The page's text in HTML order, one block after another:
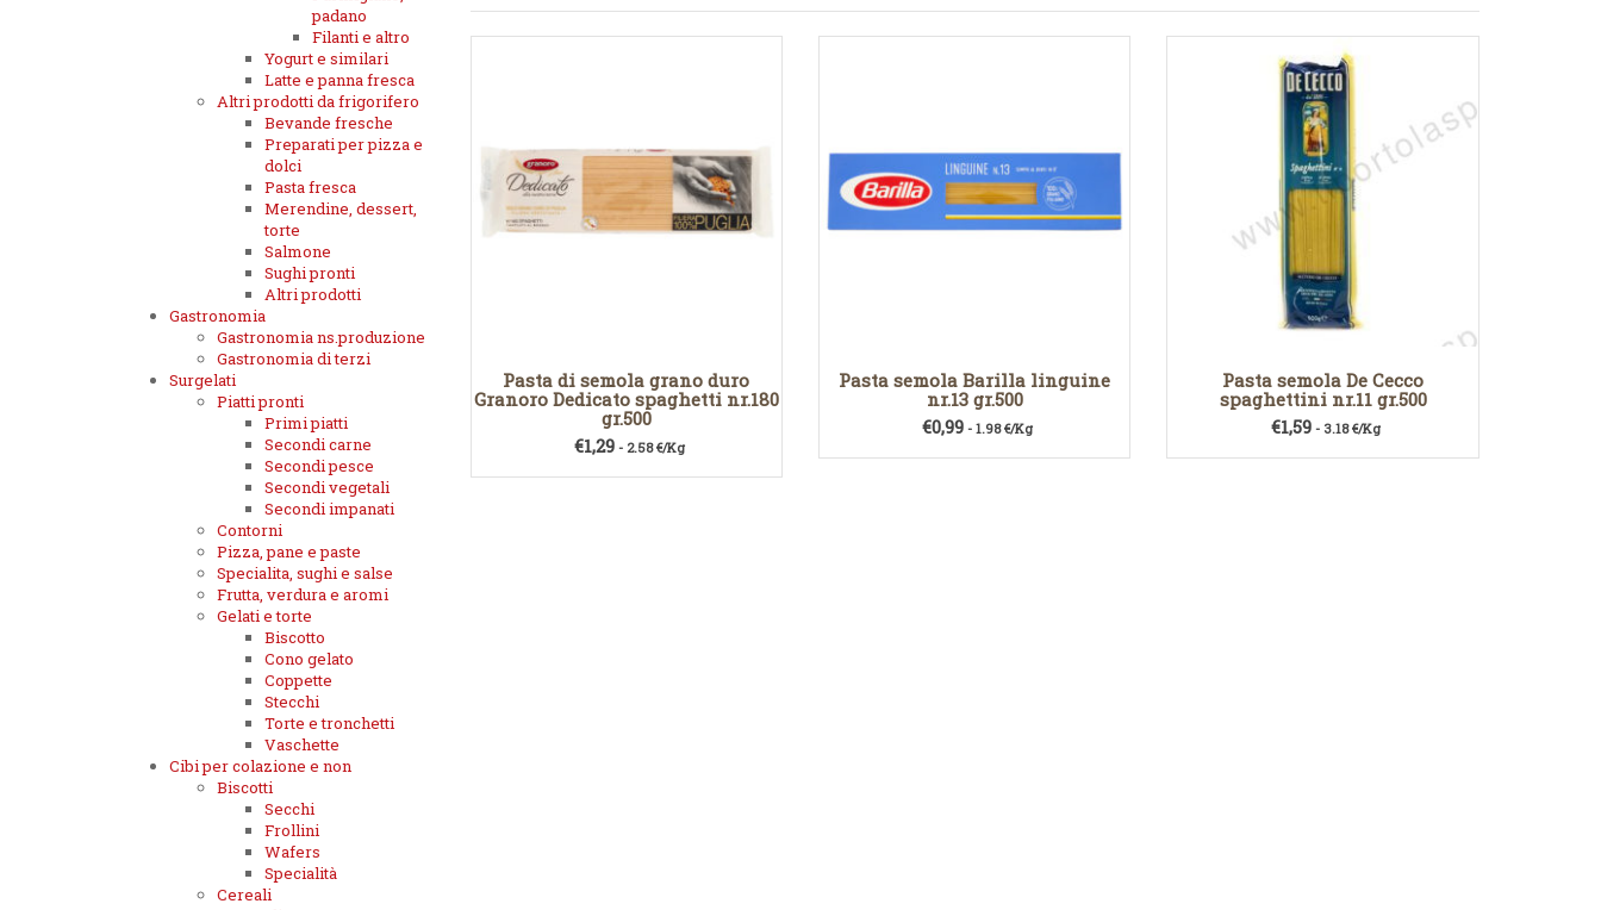
Pasta di semola grano duro
Granoro Dedicato spaghetti nr.180
gr.500
€1,29- 2.58 €/Kg
Pasta semola Barilla linguine
nr.13 gr.500
€0,99 - 1.98 €/Kg
Pasta semola De Cecco
spaghettini nr.11 gr.500
€1,59 - 3.18 €/Kg
padano
Filanti e altro
Yogurt e similari
Latte e panna fresca
Altri prodotti da frigorifero
Bevande fresche
Preparati per pizza e
dolci
Pasta fresca
Merendine, dessert,
torte
Salmone
Sughi pronti
Altri prodotti
Gastronomia
Gastronomia ns.produzione
Gastronomia di terzi
Surgelati
Piatti pronti
Primi piatti
Secondi carne
Secondi pesce
Secondi vegetali
Secondi impanati
Contorni
Pizza, pane e paste
Specialita, sughi e salse
Frutta, verdura e aromi
Gelati e torte
Biscotto
Cono gelato
Coppette
Stecchi
Torte e tronchetti
Vaschette
Cibi per colazione e non
Biscotti
Secchi
Frollini
Wafers
Specialità
Cereali